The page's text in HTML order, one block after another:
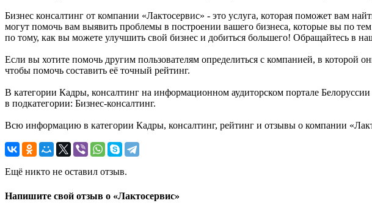
Бизнес консалтинг от компании «Лактосервис» - это услуга, которая поможет вам
могут помочь вам выявить проблемы в построении вашего бизнеса, которые вы по
по тому, как вы можете улучшить свой бизнес и добиться большего! Обращайтесь в
Если вы хотите помочь другим пользователям определиться с компанией, в которой
чтобы помочь составить её точный рейтинг.
В категории Кадры, консалтинг на информационном аудиторском портале
в подкатегории: Бизнес-консалтинг.
Всю информацию в категории Кадры, консалтинг, рейтинг и отзывы о компании
Ещё никто не оставил отзыв.
Напишите свой отзыв о «Лактосервис»